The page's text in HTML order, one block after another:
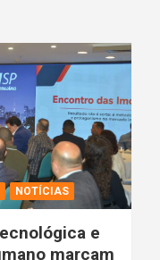
NOTÍCIAS
e
marcam